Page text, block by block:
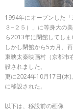
1994年にオープンした
３−２５）」に等身大の
ら2013年に閉館してしま
しかし閉館から5カ月、
東映太秦映画村（京都市
設されました。
更に2024年10月17日(木
に移設された。
以下は、移設前の画像